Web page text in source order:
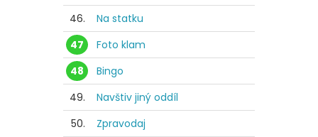
46.
Na statku
47
Foto klam
48
Bingo
49.
Navštiv jiný oddíl
50.
Zpravodaj